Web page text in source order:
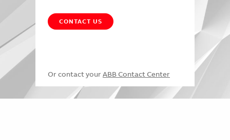
CONTACT US
Or contact your ABB Contact Center